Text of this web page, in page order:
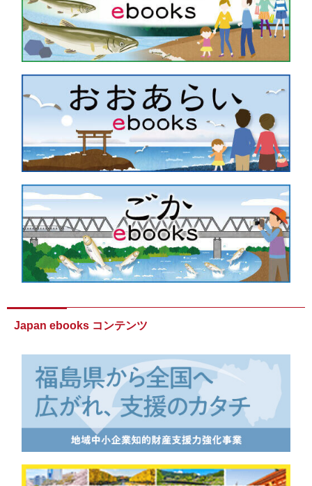
Japan ebooks コンテンツ